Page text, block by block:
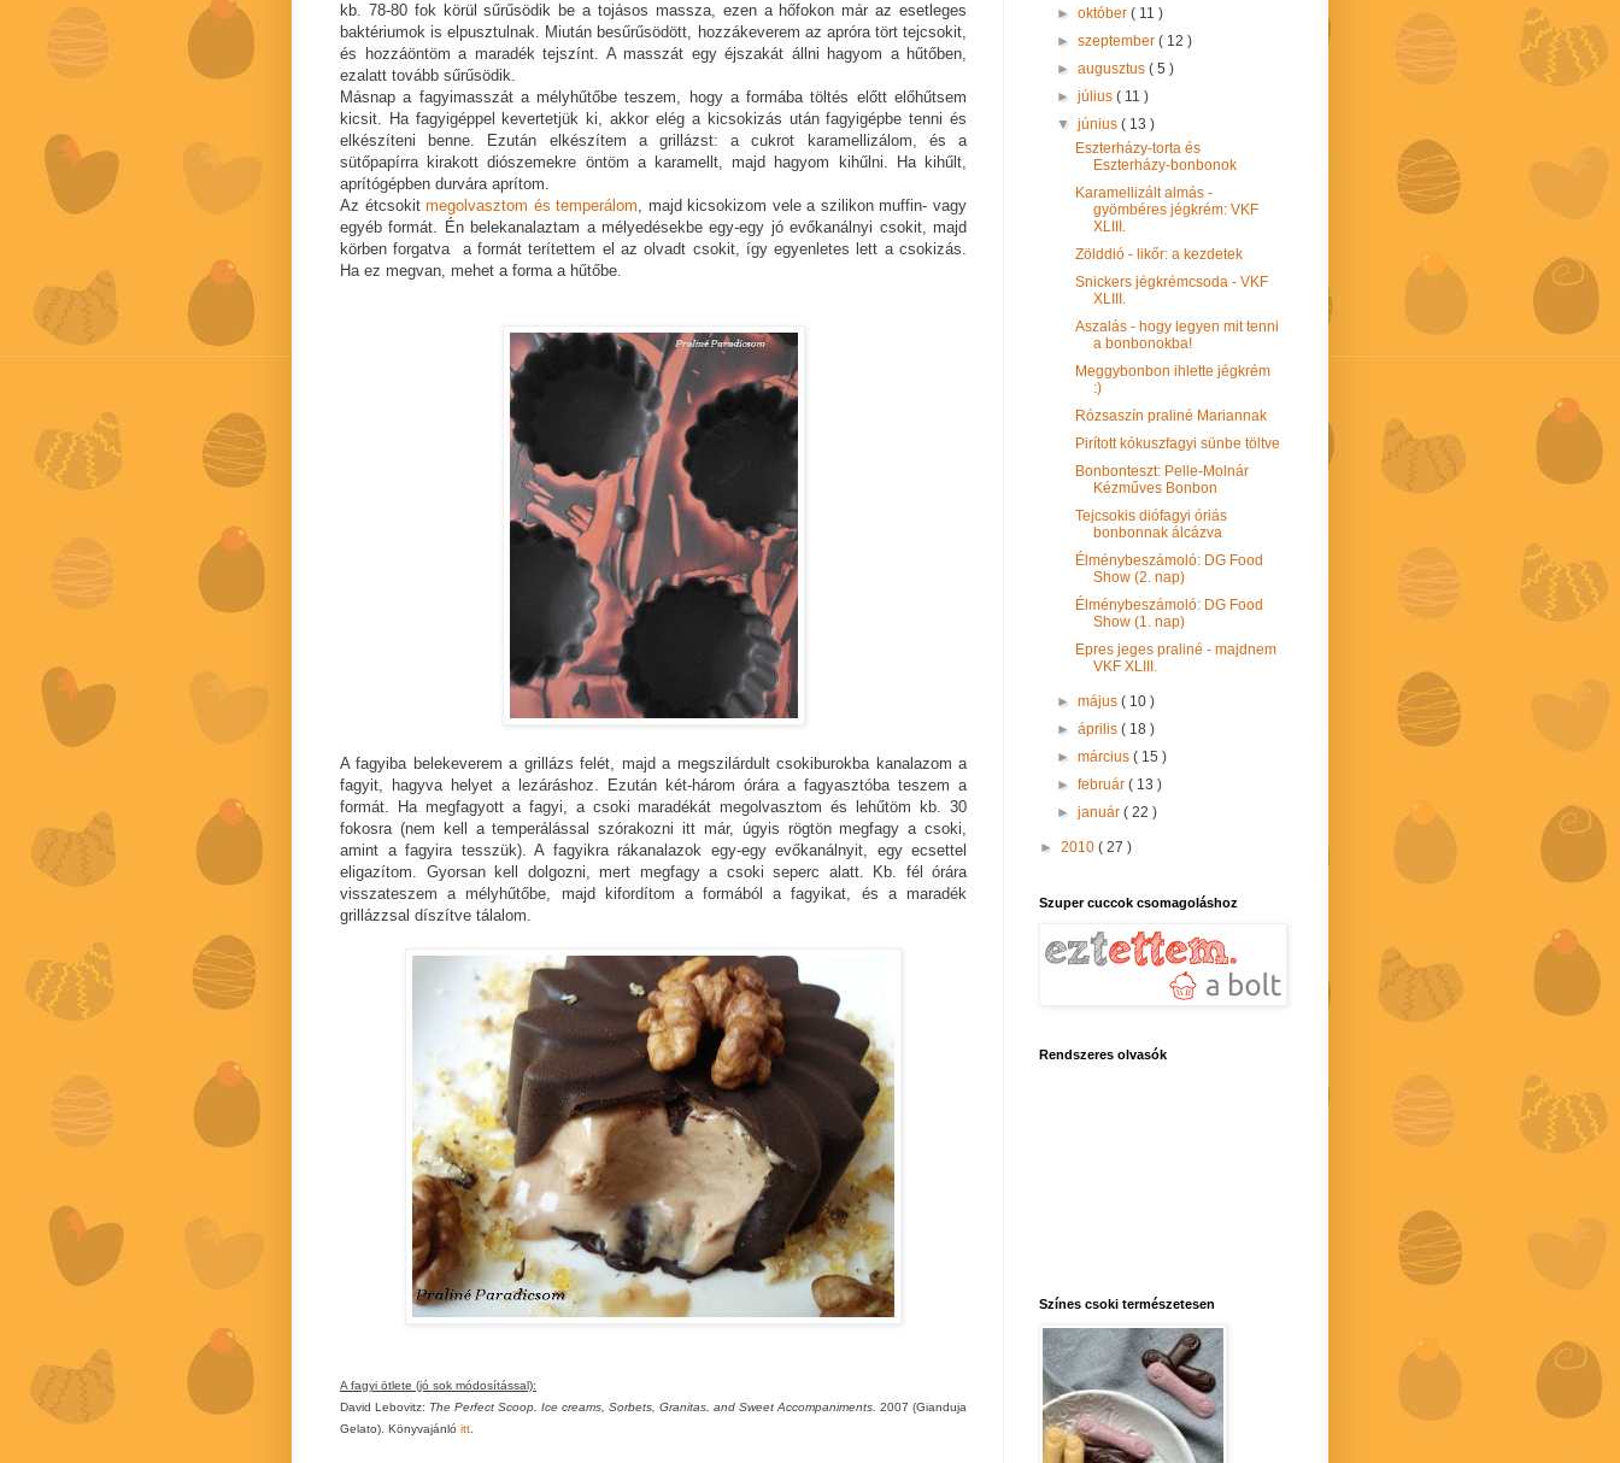
kb. 78-80 fok körül sűrűsödik be a tojásos massza, ezen a hőfokon már az esetleges
baktériumok is elpusztulnak. Miután besűrűsödött, hozzákeverem az apróra tört tejcsokit,
és hozzáöntöm a maradék tejszínt. A masszát egy éjszakát állni hagyom a hűtőben,
ezalatt tovább sűrűsödik.
Másnap a fagyimasszát a mélyhűtőbe teszem, hogy a formába töltés előtt előhűtsem
kicsit. Ha fagyigéppel kevertetjük ki, akkor elég a kicsokizás után fagyigépbe tenni és
elkészíteni benne. Ezután elkészítem a grillázst: a cukrot karamellizálom, és a
sütőpapírra kirakott diószemekre öntöm a karamellt, majd hagyom kihűlni. Ha kihűlt,
aprítógépben durvára aprítom.
Az étcsokitmegolvasztom és temperálom, majd kicsokizom vele a szilikon muffin- vagy
egyéb formát. Én belekanalaztam a mélyedésekbe egy-egy jó evőkanálnyi csokit, majd
körben forgatva a formát terítettem el az olvadt csokit, így egyenletes lett a csokizás.
Ha ez megvan, mehet a forma a hűtőbe.
A fagyiba belekeverem a grillázs felét, majd a megszilárdult csokiburokba kanalazom a
fagyit, hagyva helyet a lezáráshoz. Ezután két-három órára a fagyasztóba teszem a
formát. Ha megfagyott a fagyi, a csoki maradékát megolvasztom és lehűtöm kb. 30
fokosra (nem kell a temperálással szórakozni itt már, úgyis rögtön megfagy a csoki,
amint a fagyira tesszük). A fagyikra rákanalazok egy-egy evőkanálnyit, egy ecsettel
eligazítom. Gyorsan kell dolgozni, mert megfagy a csoki seperc alatt. Kb. fél órára
visszateszem a mélyhűtőbe, majd kifordítom a formából a fagyikat, és a maradék
grillázzsal díszítve tálalom.
A fagyi ötlete (jó sok módosítással):
David Lebovitz: The Perfect Scoop. Ice creams, Sorbets, Granitas, and Sweet Accompaniments. 2007 (Gianduja
Gelato). Könyvajánló itt.
►október( 11 )
►szeptember( 12 )
►augusztus( 5 )
►július( 11 )
▼június( 13 )
Eszterházy-torta és
Eszterházy-bonbonok
Karamellizált almás -
gyömbéres jégkrém: VKF
XLIII.
Zölddió - likőr: a kezdetek
Snickers jégkrémcsoda - VKF
XLIII.
Aszalás - hogy legyen mit tenni
a bonbonokba!
Meggybonbon ihlette jégkrém
:)
Rózsaszín praliné Mariannak
Pirított kókuszfagyi sünbe töltve
Bonbonteszt: Pelle-Molnár
Kézműves Bonbon
Tejcsokis diófagyi óriás
bonbonnak álcázva
Élménybeszámoló: DG Food
Show (2. nap)
Élménybeszámoló: DG Food
Show (1. nap)
Epres jeges praliné - majdnem
VKF XLIII.
►május( 10 )
►április( 18 )
►március( 15 )
►február( 13 )
►január( 22 )
► 2010 ( 27 )
Szuper cuccok csomagoláshoz
Rendszeres olvasók
Színes csoki természetesen